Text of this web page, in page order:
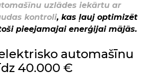
uzlādes iekārtu ar
kontroli, kas ļauj optimizēt
pieejamajai enerģijai mājās.
automašīnu
40.000 €